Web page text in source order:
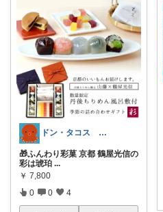
ドン・タコス 防災⚠️生活雑貨アウトドア
🎁ふんわり彩菓 京都 鶴屋光信の
彩は琥珀 ...
￥ 7,800
0 0 4